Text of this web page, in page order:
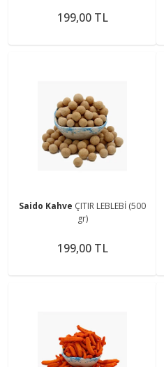
199,00 TL
Saido Kahve ÇITIR LEBLEBİ (500
gr)
199,00 TL